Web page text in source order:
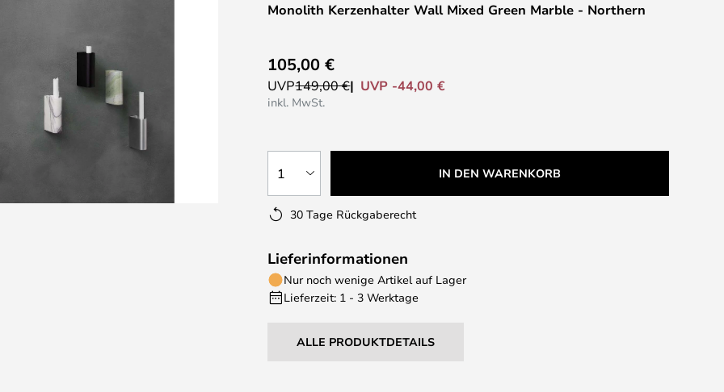
Monolith Kerzenhalter Wall Mixed Green Marble - Northern
105,00 €
UVP149,00 € UVP -44,00 €
inkl. MwSt.
1 IN DEN WARENKORB
30 Tage Rückgaberecht
Lieferinformationen
Nur noch wenige Artikel auf Lager
Lieferzeit: 1 - 3 Werktage
ALLE PRODUKTDETAILS